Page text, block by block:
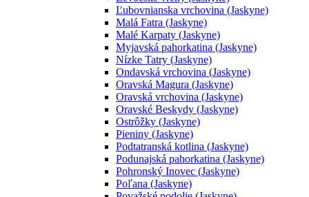
Ľubovnianska vrchovina (Jaskyne)
Malá Fatra (Jaskyne)
Malé Karpaty (Jaskyne)
Myjavská pahorkatina (Jaskyne)
Nízke Tatry (Jaskyne)
Ondavská vrchovina (Jaskyne)
Oravská Magura (Jaskyne)
Oravská vrchovina (Jaskyne)
Oravské Beskydy (Jaskyne)
Ostrôžky (Jaskyne)
Pieniny (Jaskyne)
Podtatranská kotlina (Jaskyne)
Podunajská pahorkatina (Jaskyne)
Pohronský Inovec (Jaskyne)
Poľana (Jaskyne)